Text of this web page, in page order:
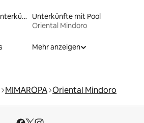
Haustierfreundliche Unterkünfte
Unterkünfte mit Pool
Oriental Mindoro
Mehr anzeigen
MIMAROPA Oriental Mindoro